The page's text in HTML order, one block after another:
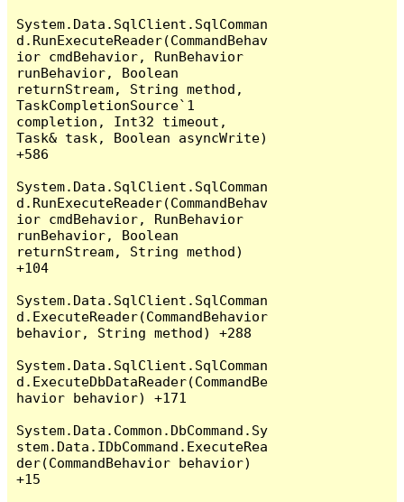
System.Data.SqlClient.SqlComman
d.RunExecuteReader(CommandBehav
ior cmdBehavior, RunBehavior
runBehavior, Boolean
returnStream, String method,
TaskCompletionSource`1
completion, Int32 timeout,
Task& task, Boolean asyncWrite)
+586
System.Data.SqlClient.SqlComman
d.RunExecuteReader(CommandBehav
ior cmdBehavior, RunBehavior
runBehavior, Boolean
returnStream, String method)
+104
System.Data.SqlClient.SqlComman
d.ExecuteReader(CommandBehavior
behavior, String method) +288
System.Data.SqlClient.SqlComman
d.ExecuteDbDataReader(CommandBe
havior behavior) +171
System.Data.Common.DbCommand.Sy
stem.Data.IDbCommand.ExecuteRea
der(CommandBehavior behavior)
+15